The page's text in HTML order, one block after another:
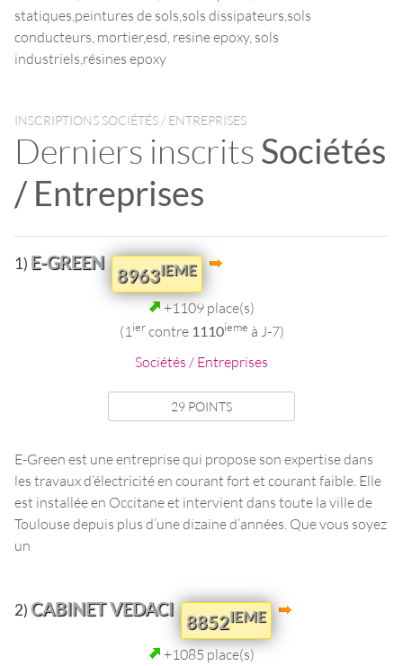
statiques,peintures de sols,sols dissipateurs,sols
conducteurs, mortier,esd, resine epoxy, sols
industriels,résines epoxy
INSCRIPTIONS SOCIÉTÉS / ENTREPRISES
Derniers inscritsSociétés
/ Entreprises
1) E-GREEN
8963IEME
+1109 place(s)
(1 iercontre 1110ieme à J-7)
Sociétés / Entreprises
29 POINTS
E-Green est une entreprise qui propose son expertise dans
les travaux d’électricité en courant fort et courant faible. Elle
est installée en Occitane et intervient dans toute la ville de
Toulouse depuis plus d’une dizaine d’années. Que vous soyez
un
2)CABINET VEDACI
8852IEME
+1085 place(s)